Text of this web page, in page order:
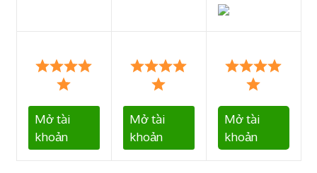
Mở tài
khoản
Mở tài
khoản
Mở tài
khoản